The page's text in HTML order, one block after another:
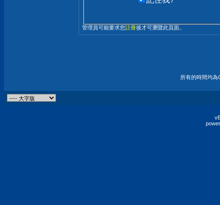
管理員可能要求您註冊後才可瀏覽此頁面。
所有的時間均為